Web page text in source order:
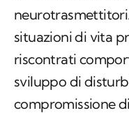
situazioni di vita
riscontrati
sviluppo di
compromissione